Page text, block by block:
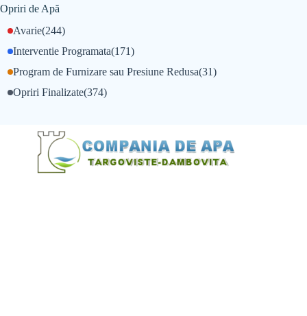
Opriri de Apă
Avarie(244)
Interventie Programata(171)
Opriri Finalizate(374)
Program de Furnizare sau Presiune Redusa(31)